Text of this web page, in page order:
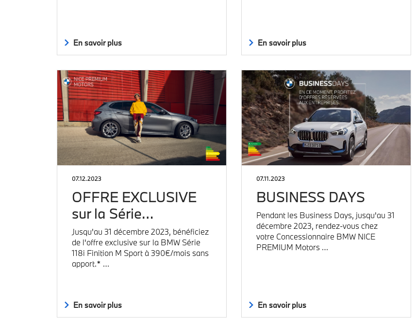
En savoir plus En savoir plus
07.12.2023
OFFRE EXCLUSIVE
sur la Série…
Jusqu'au 31 décembre 2023, bénéficiez
de l'offre exclusive sur la BMW Série
118i Finition M Sport à 390€/mois sans
apport.* …
En savoir plus
07.11.2023
BUSINESS DAYS
Pendant les Business Days, jusqu'au 31
décembre 2023, rendez-vous chez
votre Concessionnaire BMW NICE
PREMIUM Motors …
En savoir plus